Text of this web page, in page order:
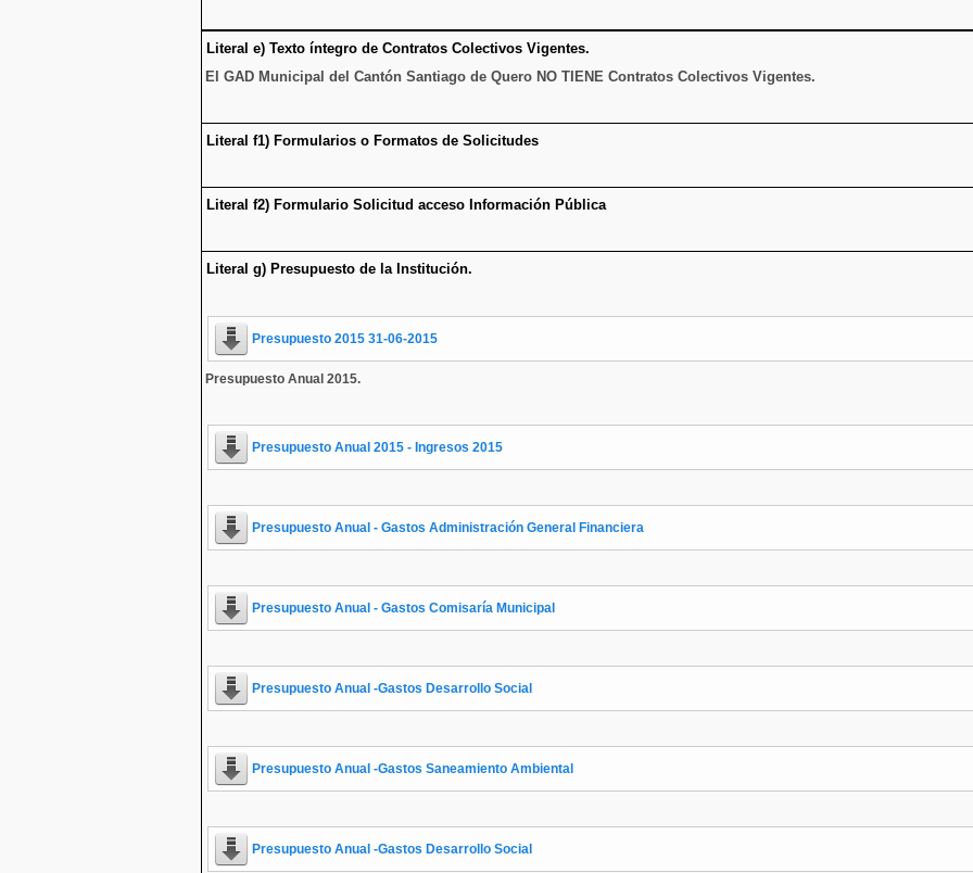
Literal e) Texto íntegro de Contratos Colectivos Vigentes.
El GAD Municipal del Cantón Santiago de Quero NO TIENE Contratos Colectivos Vigentes.
Literal f1) Formularios o Formatos de Solicitudes
Literal f2) Formulario Solicitud acceso Información Pública
Literal g) Presupuesto de la Institución.
Presupuesto 2015 31-06-2015
Presupuesto Anual 2015.
Presupuesto Anual 2015 - Ingresos 2015
Presupuesto Anual - Gastos Administración General Financiera
Presupuesto Anual - Gastos Comisaría Municipal
Presupuesto Anual -Gastos Desarrollo Social
Presupuesto Anual -Gastos Saneamiento Ambiental
Presupuesto Anual -Gastos Desarrollo Social